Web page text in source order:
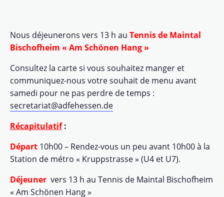
Nous déjeunerons vers 13 h au Tennis de Maintal
Bischofheim « Am Schönen Hang »
Consultez la carte si vous souhaitez manger et
communiquez-nous votre souhait de menu avant
samedi pour ne pas perdre de temps :
secretariat@adfehessen.de
Récapitulatif :
Départ 10h00 – Rendez-vous un peu avant 10h00 à la
Station de métro « Kruppstrasse » (U4 et U7).
Déjeuner vers 13 h au Tennis de Maintal Bischofheim
« Am Schönen Hang »